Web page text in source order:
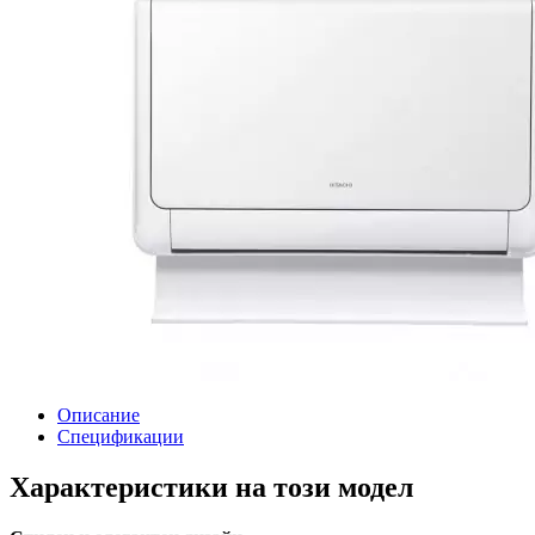
Описание
Спецификации
Характеристики на този модел